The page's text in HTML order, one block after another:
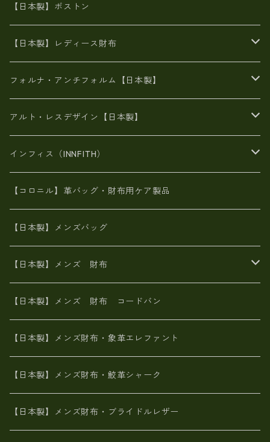
エナメル
がま口
リネン
メタリック
スエード
8号帆布
財布ポシェット
牛革
メタリック
オイルレザー
６号蝋引き帆布
豊岡製品
エナメルクロコ
がま口
斜め掛け
豊岡
豊岡製
牛革
日本製
帆布
【日本製】ボストン
【日本製】レディース財布
二つ折り財布
がま口財布
スペインレザー
メタリック
長財布
スペインレザー
佐賀牛革
革友禅染め
ポーテッド
L字ファスナー財布
スペインレザー
革友禅染め
メタリック
ポーチ
ヌメ革
革友禅染め
財布ショルダー
ヌメ革
がま口財布
革友禅染め
山羊革
火山灰染め
名刺入れ・キーケース、他
フォルナ・アンチフォルム【日本製】
BAG
財布・小物
アルト・レスデザイン【日本製】
BAG
財布・小物
インフィス（INNFITH）
BAG
財布・小物
【コロニル】革バッグ・財布用ケア製品
【日本製】メンズバッグ
【日本製】メンズ 財布
象革エレファント【日本製】メンズ 財布
鮫革シャーク【日本製】メンズ 財布
ブライドルレザー【日本製】メンズ 財布
MAISON de HIROAN 【日本製】メンズ 財布
【日本製】メンズ 財布 コードバン
【日本製】メンズ財布・象革エレファント
【日本製】メンズ財布・鮫革シャーク
【日本製】メンズ財布・ブライドルレザー